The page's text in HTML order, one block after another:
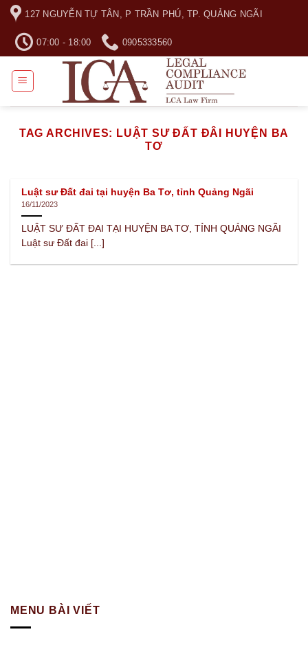
Skip
content
127 NGUYỄN TỰ TÂN, P TRẦN PHÚ, TP. QUẢNG NGÃI
07:00 - 18:00 0905333560
TAG ARCHIVES: LUẬT SƯ ĐẤT ĐÂI HUYỆN BA
TƠ
Luật sư Đất đai tại huyện Ba Tơ, tỉnh Quảng Ngãi
16/11/2023
LUẬT SƯ ĐẤT ĐAI TẠI HUYỆN BA TƠ, TỈNH QUẢNG NGÃI
Luật sư Đất đai [...]
MENU BÀI VIẾT